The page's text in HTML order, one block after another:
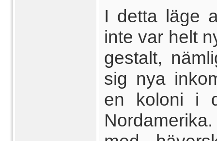
I detta läge
inte var helt
gestalt,
sig nya
en koloni i